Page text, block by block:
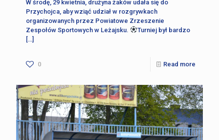
W środę, 29 kwietnia, drużyna żaków udała się do
Przychojca, aby wziąć udział w rozgrywkach
organizowanych przez Powiatowe Zrzeszenie
Zespołów Sportowych w Leżajsku.
Turniej był bardzo
[…]
0 Read more